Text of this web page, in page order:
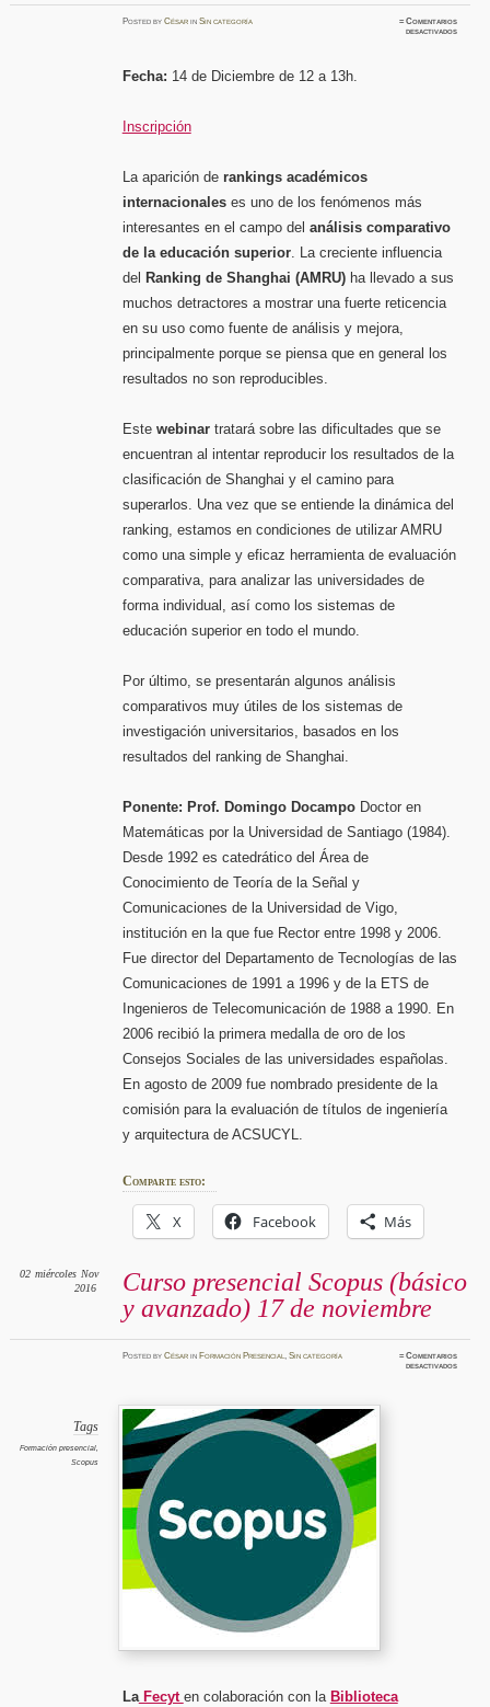
PostedbyCésar inSin categoría ≈Comentarios
desactivadosen
Fecha: 14 de Diciembre de 12 a 13h.
Inscripción
La aparición de rankings académicos
internacionaleses uno de los fenómenos más
interesantes en el campo del análisis comparativo
de la educación superior. La creciente influencia
del Ranking de Shanghai (AMRU)ha llevado a sus
muchos detractores a mostrar una fuerte reticencia
en su uso como fuente de análisis y mejora,
principalmente porque se piensa que en general los
resultados no son reproducibles.
Este webinartratará sobre las dificultades que se
encuentran al intentar reproducir los resultados de la
clasificación de Shanghai y el camino para
superarlos. Una vez que se entiende la dinámica del
ranking, estamos en condiciones de utilizar AMRU
como una simple y eficaz herramienta de evaluación
comparativa, para analizar las universidades de
forma individual, así como los sistemas de
educación superior en todo el mundo.
Por último, se presentarán algunos análisis
comparativos muy útiles de los sistemas de
investigación universitarios, basados en los
resultados del ranking de Shanghai.
Ponente: Prof. Domingo DocampoDoctor en
Matemáticas por la Universidad de Santiago (1984).
Desde 1992 es catedrático del Área de
Conocimiento de Teoría de la Señal y
Comunicaciones de la Universidad de Vigo,
institución en la que fue Rector entre 1998 y 2006.
Fue director del Departamento de Tecnologías de las
Comunicaciones de 1991 a 1996 y de la ETS de
Ingenieros de Telecomunicación de 1988 a 1990. En
2006 recibió la primera medalla de oro de los
Consejos Sociales de las universidades españolas.
En agosto de 2009 fue nombrado presidente de la
comisión para la evaluación de títulos de ingeniería
y arquitectura de ACSUCYL.
Comparte esto:
X Facebook Más
Curso presencial Scopus (básico
y avanzado) 17 de noviembre
02 miércoles Nov
2016
PostedbyCésar inFormación Presencial ,Sin categoría ≈Comentarios
desactivadosen
Tags
Formación presencial,
Scopus
LaFecyt en colaboración con la Biblioteca